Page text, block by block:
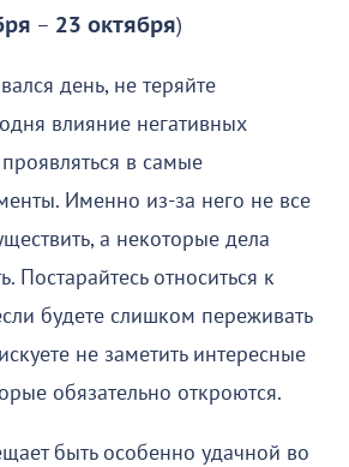
– 23 октября)
день, не теряйте
влияние негативных
в самые
Именно из-за него не все
а некоторые дела
Постарайтесь относиться к
будете слишком переживать
не заметить интересные
обязательно откроются.
быть особенно удачной во